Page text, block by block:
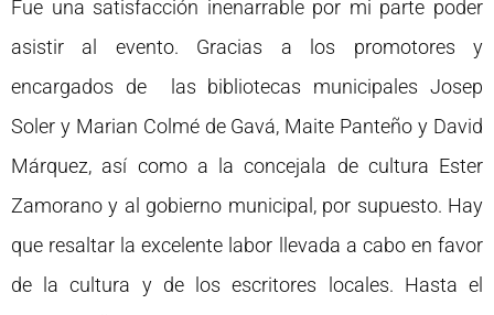
Fue una satisfacción inenarrable por mi parte poder
asistir al evento. Gracias a los promotores y
encargados de las bibliotecas municipales Josep
Soler y Marian Colmé de Gavá, Maite Panteño y David
Márquez, así como a la concejala de cultura Ester
Zamorano y al gobierno municipal, por supuesto. Hay
que resaltar la excelente labor llevada a cabo en favor
de la cultura y de los escritores locales. Hasta el